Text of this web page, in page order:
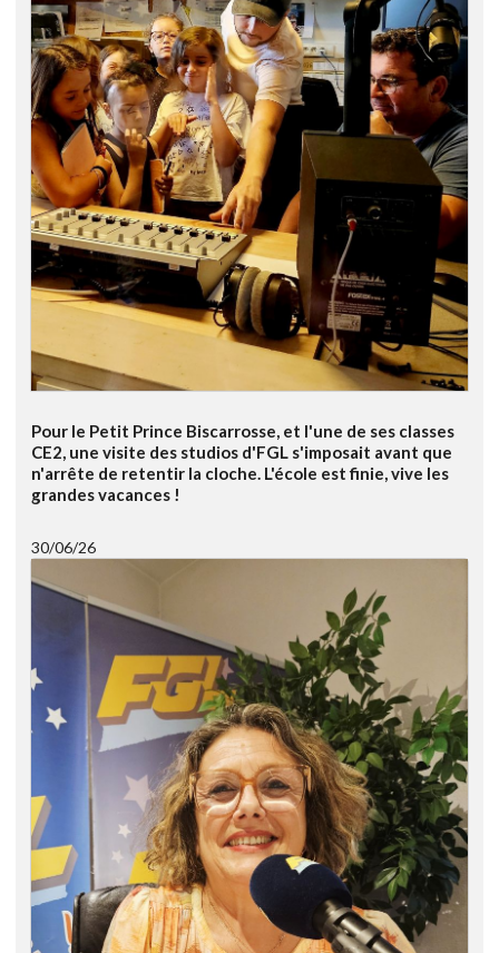
Pour le Petit Prince Biscarrosse, et l'une de ses classes
CE2, une visite des studios d'FGL s'imposait avant que
n'arrête de retentir la cloche. L'école est finie, vive les
grandes vacances !
30/06/26